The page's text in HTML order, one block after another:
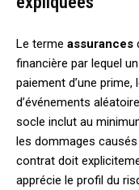
Le terme assurances
financière par lequel
paiement d’une
d’événements
socle inclut au
les dommages
contrat doit
apprécie le profil du